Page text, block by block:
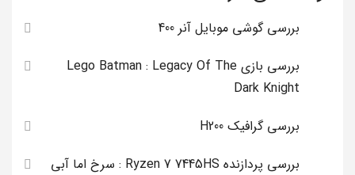
بررسی گوشی موبایل آنر 400
بررسی بازی Lego Batman : Legacy Of The
Dark Knight
بررسی گرافیک H200
بررسی پردازنده Ryzen 7 7445HS : سرخ اما آبی